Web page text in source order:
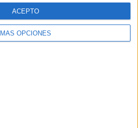
MÁS OPCIONES
ACEPTO